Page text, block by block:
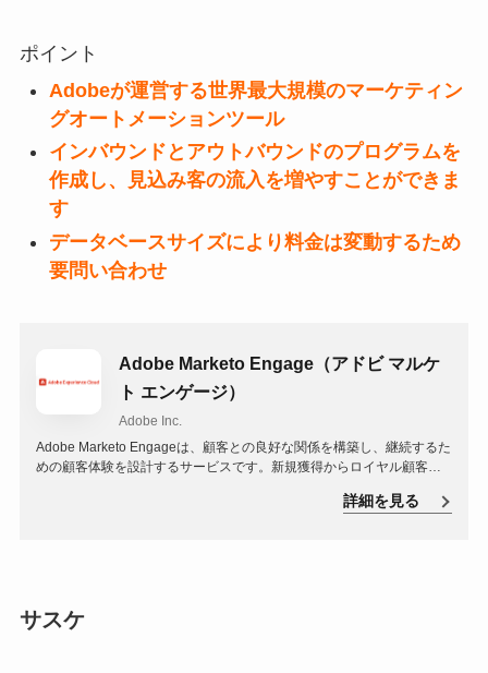
ポイント
Adobeが運営する世界最大規模のマーケティン
グオートメーションツール
インバウンドとアウトバウンドのプログラムを
作成し、見込み客の流入を増やすことができま
す
データベースサイズにより料金は変動するため
要問い合わせ
Adobe Marketo Engage（アドビ マルケ
ト エンゲージ）
Adobe Inc.
Adobe Marketo Engageは、顧客との良好な関係を構築し、継続するた
めの顧客体験を設計するサービスです。新規獲得からロイヤル顧客化
テンツ、リード開発、アカウントベースドマーケティングの力を結集
詳細を見る
サスケ